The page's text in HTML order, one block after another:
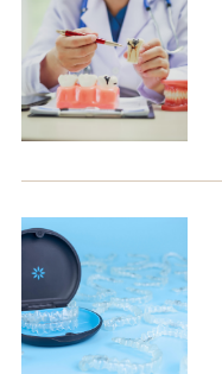
補綴治療
ホワイトニング
ホワイトエッセンス